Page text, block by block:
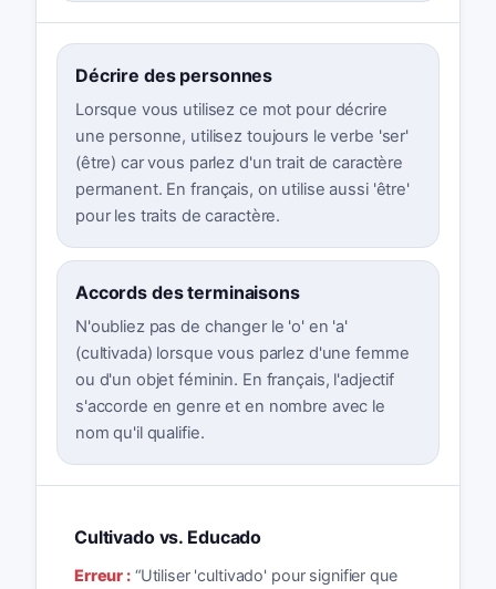
Décrire des personnes
Lorsque vous utilisez ce mot pour décrire
une personne, utilisez toujours le verbe 'ser'
(être) car vous parlez d'un trait de caractère
permanent. En français, on utilise aussi 'être'
pour les traits de caractère.
Accords des terminaisons
N'oubliez pas de changer le 'o' en 'a'
(cultivada) lorsque vous parlez d'une femme
ou d'un objet féminin. En français, l'adjectif
s'accorde en genre et en nombre avec le
nom qu'il qualifie.
Cultivado vs. Educado
Erreur :“Utiliser 'cultivado' pour signifier que